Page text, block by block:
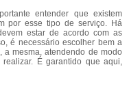
entender que existem
por esse tipo de serviço. Há
estar de acordo com as
é necessário escolher bem a
a mesma, atendendo de modo
É garantido que aqui,